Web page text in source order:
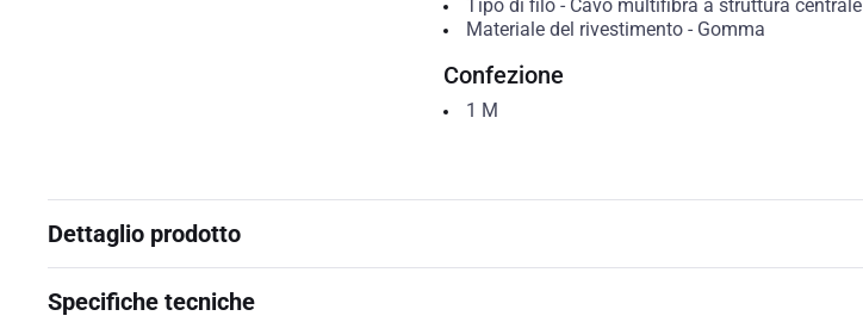
Tipo di filo- Cavo multifibra a struttura centrale
Materiale del rivestimento- Gomma
Confezione
1 M
Dettaglio prodotto
Specifiche tecniche